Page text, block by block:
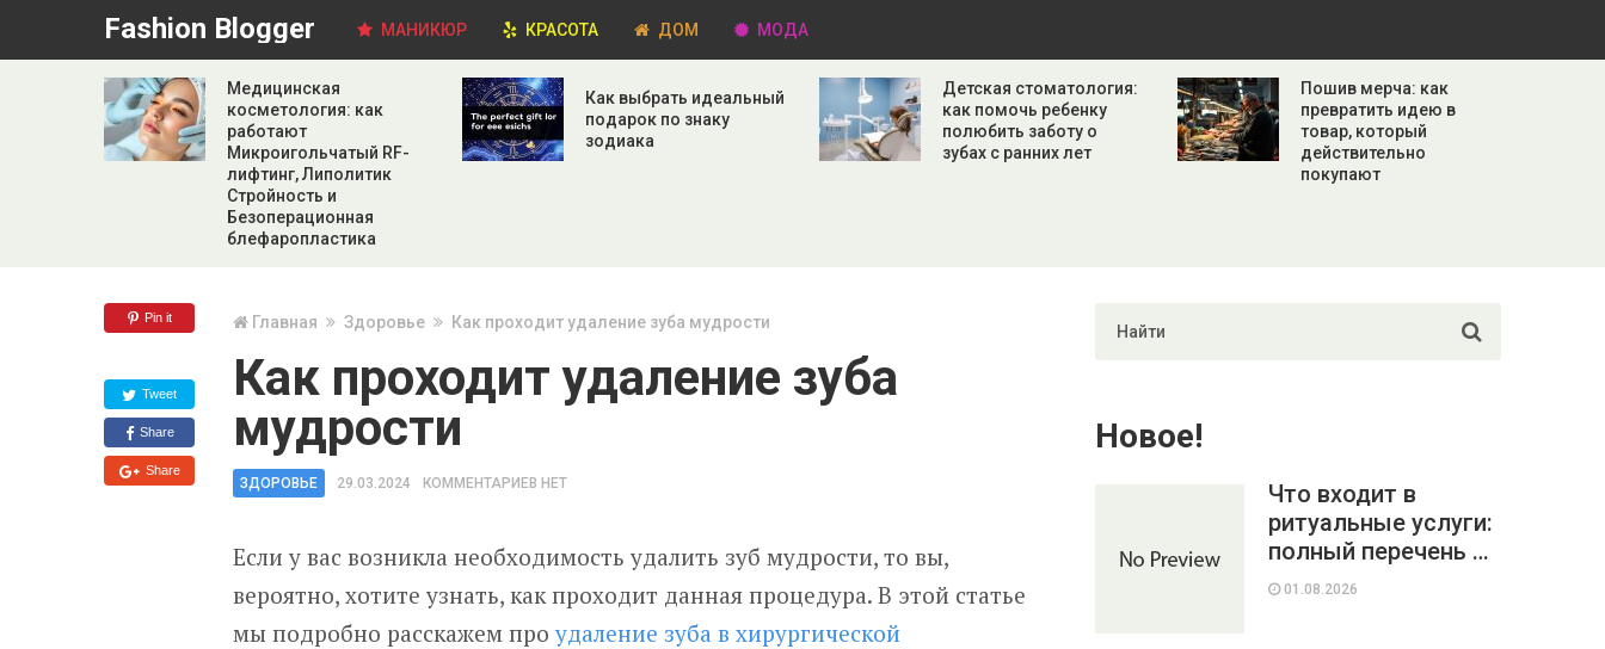
Fashion Blogger МАНИКЮР КРАСОТА ДОМ МОДА
Медицинская
косметология: как
работают
Микроигольчатый RF-
лифтинг, Липолитик
Стройность и
Безоперационная
блефаропластика
Как выбрать идеальный
подарок по знаку
зодиака
Детская стоматология:
как помочь ребенку
полюбить заботу о
зубах с ранних лет
Пошив мерча: как
превратить идею в
товар, который
действительно
покупают
Pin it
Tweet
Share
Share
Главная Здоровье Как проходит удаление зуба мудрости
Как проходит удаление зуба
мудрости
ЗДОРОВЬЕ 29.03.2024 КОММЕНТАРИЕВ НЕТ
Если у вас возникла необходимость удалить зуб мудрости, то вы,
вероятно, хотите узнать, как проходит данная процедура. В этой статье
мы подробно расскажем про удаление зуба в хирургической
Новое!
Что входит в
ритуальные услуги:
полный перечень …
01.08.2026